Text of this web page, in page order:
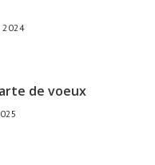
2024
de voeux